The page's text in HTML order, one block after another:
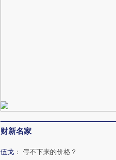
财新名家
伍戈 ： 停不下来的价格？